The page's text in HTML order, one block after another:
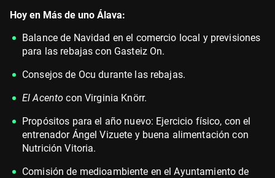
Hoy en Más de uno Álava:
Balance de Navidad en el comercio local y previsiones
para las rebajas con Gasteiz On.
Consejos de Ocu durante las rebajas.
El Acentocon Virginia Knörr.
Propósitos para el año nuevo: Ejercicio físico, con el
entrenador Ángel Vizuete y buena alimentación con
Nutrición Vitoria.
Comisión de medioambiente en el Ayuntamiento de